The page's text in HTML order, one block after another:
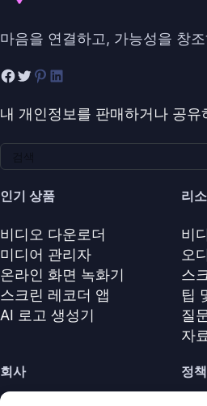
마음을 연결하고, 가능성을 창
내 개인정보를 판매하거나 공유
인기 상품
비디오 다운로더
미디어 관리자
온라인 화면 녹화기
스크린 레코더 앱
AI 로고 생성기
리
비
오
스
팁
질
자
회사 정책